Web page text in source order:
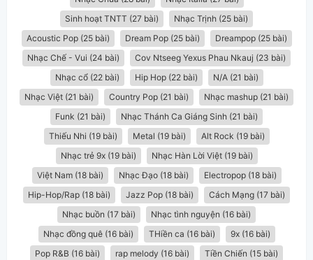
Sinh hoạt TNTT (27 bài)
Nhạc Trịnh (25 bài)
Acoustic Pop (25 bài)
Dream Pop (25 bài)
Dreampop (25 bài)
Nhạc Chế - Vui (24 bài)
Cov Ntseeg Yexus Phau Nkauj (23 bài)
Nhạc cổ (22 bài)
Hip Hop (22 bài)
N/A (21 bài)
Nhạc Việt (21 bài)
Country Pop (21 bài)
Nhạc mashup (21 bài)
Funk (21 bài)
Nhạc Thánh Ca Giáng Sinh (21 bài)
Thiếu Nhi (19 bài)
Metal (19 bài)
Alt Rock (19 bài)
Nhạc trẻ 9x (19 bài)
Nhạc Hàn Lời Việt (19 bài)
Việt Nam (18 bài)
Nhạc Đạo (18 bài)
Electropop (18 bài)
Hip-Hop/Rap (18 bài)
Jazz Pop (18 bài)
Cách Mạng (17 bài)
Nhạc buồn (17 bài)
Nhạc tình nguyện (16 bài)
Nhạc đồng quê (16 bài)
THiền ca (16 bài)
9x (16 bài)
Pop R&B (16 bài)
rap melody (16 bài)
Tiền Chiến (15 bài)